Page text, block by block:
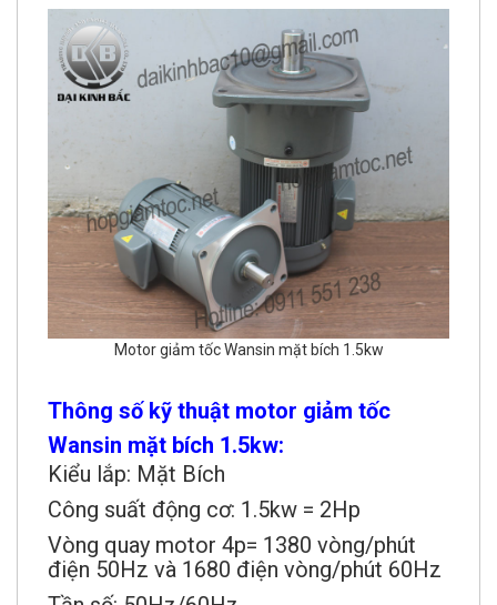
Motor giảm tốc Wansin mặt bích 1.5kw
Thông số kỹ thuật motor giảm tốc
Wansin mặt bích 1.5kw:
Kiểu lắp: Mặt Bích
Công suất động cơ: 1.5kw = 2Hp
Vòng quay motor 4p= 1380 vòng/phút
điện 50Hz và 1680 điện vòng/phút 60Hz